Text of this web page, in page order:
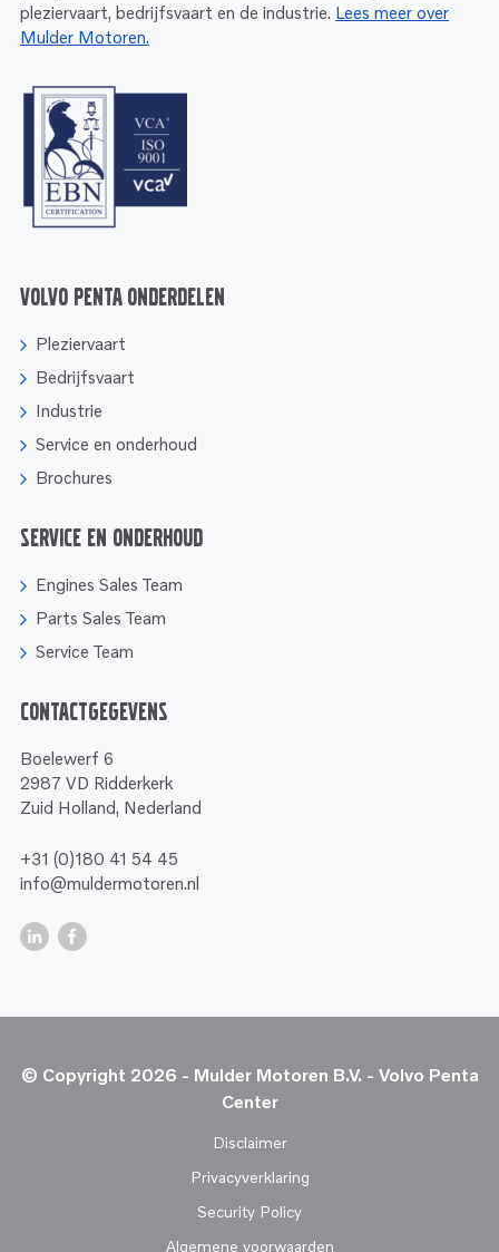
pleziervaart, bedrijfsvaart en de industrie. Lees meer over
Mulder Motoren.
Volvo Penta onderdelen
Pleziervaart
Bedrijfsvaart
Industrie
Service en onderhoud
Brochures
Service en onderhoud
Engines Sales Team
Parts Sales Team
Service Team
Contactgegevens
Boelewerf 6
2987 VD Ridderkerk
Zuid Holland, Nederland
+31 (0)180 41 54 45
info@muldermotoren.nl
© Copyright 2026 - Mulder Motoren B.V. - Volvo Penta
Center
Disclaimer
Privacyverklaring
Security Policy
Algemene voorwaarden